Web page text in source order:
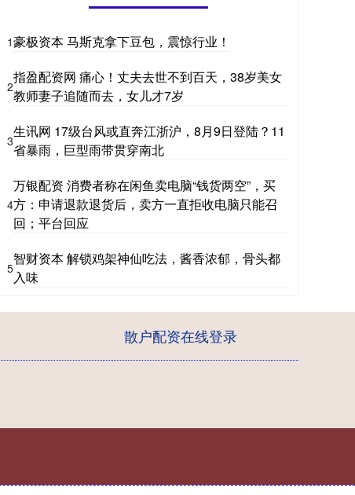
1豪极资本 马斯克拿下豆包，震惊行业！
2
指盈配资网 痛心！丈夫去世不到百天，38岁美女
教师妻子追随而去，女儿才7岁
3
生讯网 17级台风或直奔江浙沪，8月9日登陆？11
省暴雨，巨型雨带贯穿南北
4
万银配资 消费者称在闲鱼卖电脑“钱货两空”，买
方：申请退款退货后，卖方一直拒收电脑只能召
回；平台回应
5
智财资本 解锁鸡架神仙吃法，酱香浓郁，骨头都
入味
散户配资在线登录